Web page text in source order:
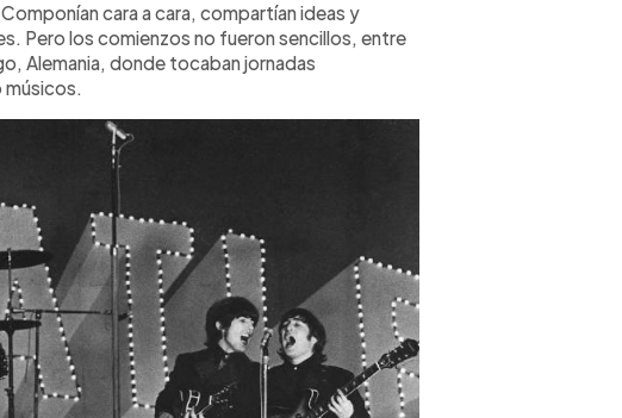
cara a cara, compartían ideas y
Pero los comienzos no fueron sencillos, entre
Alemania, donde tocaban jornadas
músicos.